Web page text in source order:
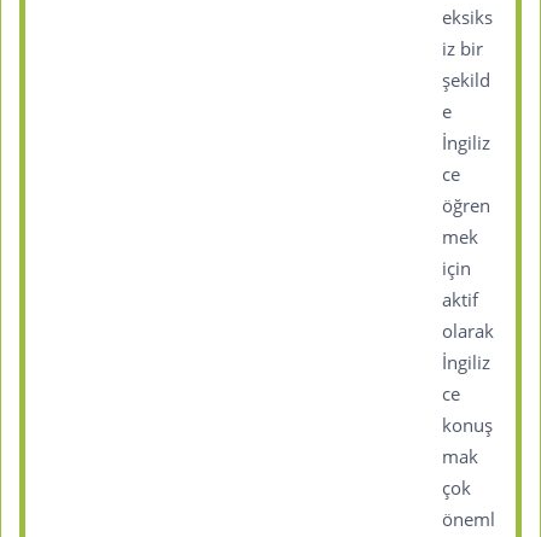
eksiks
iz bir
şekild
e
İngiliz
ce
öğren
mek
için
aktif
olarak
İngiliz
ce
konuş
mak
çok
öneml